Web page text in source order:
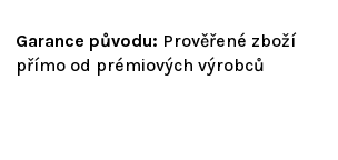
Garance původu: Prověřené zboží
přímo od prémiových výrobců